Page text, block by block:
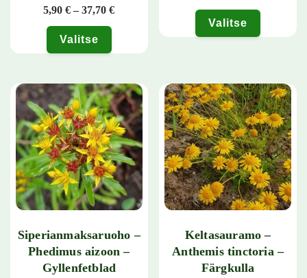
5,90€ – 37,70€Hintaluokka: 5,90 € - 37,70 €
Valitse
Valitse
Siperianmaksaruoho –
Phedimus aizoon –
Gyllenfetblad
Keltasauramo –
Anthemis tinctoria –
Färgkulla